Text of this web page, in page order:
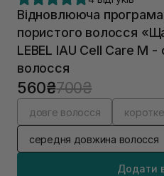
Відновлююча
пористого волосся
LEBEL IAU Cell Care М
волосся
560₴700₴
довге волосся
середня довжина волосся
Додати